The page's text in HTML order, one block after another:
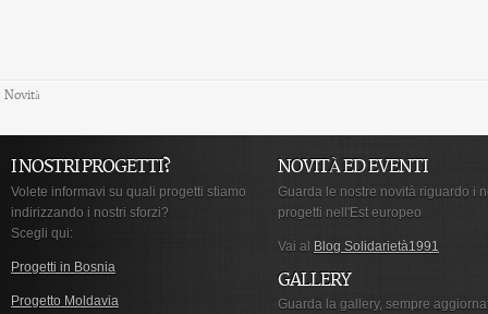
Novità
I NOSTRI PROGETTI?
Volete informavi su quali progetti stiamo
indirizzando i nostri sforzi?
Scegli qui:
Progetti in Bosnia
Progetto Moldavia
NOVITÀ ED EVENTI
Guarda le nostre novità riguardo i
progetti nell'Est europeo
Vai al Blog Solidarietà1991
GALLERY
Guarda la gallery, sempre